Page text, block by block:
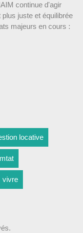
continue d'agir
juste et équilibrée
majeurs en cours :
locative
vivre